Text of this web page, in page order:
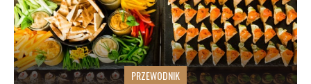
PRZEWODNIK